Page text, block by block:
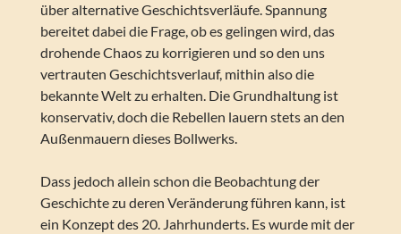
über alternative Geschichtsverläufe. Spannung
bereitet dabei die Frage, ob es gelingen wird, das
drohende Chaos zu korrigieren und so den uns
vertrauten Geschichtsverlauf, mithin also die
bekannte Welt zu erhalten. Die Grundhaltung ist
konservativ, doch die Rebellen lauern stets an den
Außenmauern dieses Bollwerks.
Dass jedoch allein schon die Beobachtung der
Geschichte zu deren Veränderung führen kann, ist
ein Konzept des 20. Jahrhunderts. Es wurde mit der